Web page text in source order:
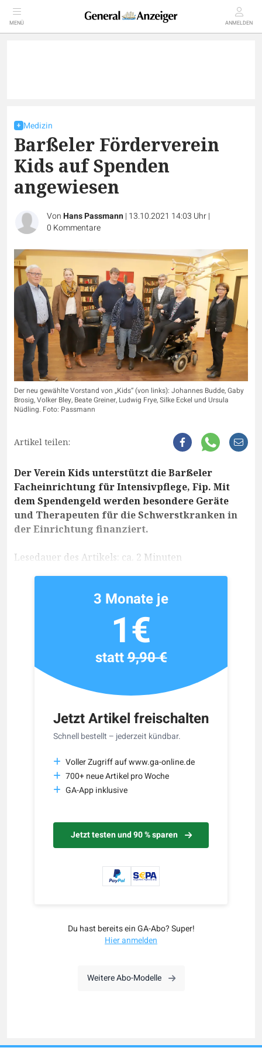
MENÜ ANMELDEN
Medizin
Barßeler Förderverein
Kids auf Spenden
angewiesen
VonHans Passmann| 13.10.2021 14:03 Uhr|
0 Kommentare
Der neu gewählte Vorstand von „Kids“ (von links): Johannes Budde, Gaby
Brosig, Volker Bley, Beate Greiner, Ludwig Frye, Silke Eckel und Ursula
Nüdling. Foto: Passmann
Artikel teilen:
Der Verein Kids unterstützt die Barßeler
Facheinrichtung für Intensivpflege, Fip. Mit
dem Spendengeld werden besondere Geräte
und Therapeuten für die Schwerstkranken in
der Einrichtung finanziert.
Lesedauer des Artikels: ca. 2 Minuten
Jetzt Artikel freischalten
Schnell bestellt – jederzeit kündbar.
Voller Zugriff auf www.ga-online.de
700+ neue Artikel pro Woche
GA-App inklusive
Jetzt testen und 90 % sparen
3 Monate je
1€
statt9,90 €
Du hast bereits ein GA-Abo? Super!
Hier anmelden
Weitere Abo-Modelle